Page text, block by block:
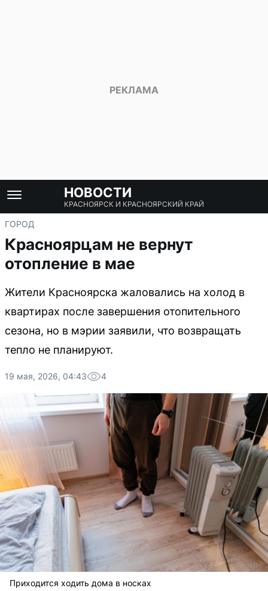
НОВОСТИ
КРАСНОЯРСК И КРАСНОЯРСКИЙ КРАЙ
ГОРОД
Красноярцам не вернут
отопление в мае
Жители Красноярска жаловались на холод в
квартирах после завершения отопительного
сезона, но в мэрии заявили, что возвращать
тепло не планируют.
19 мая, 2026, 04:43 4
Приходится ходить дома в носках